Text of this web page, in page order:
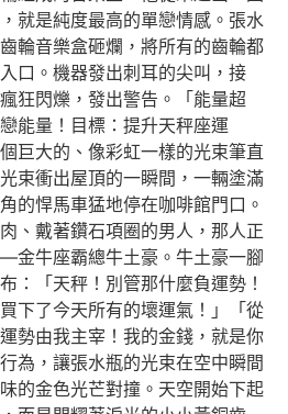
就是純度最高的單戀情感。張水
輪音樂盒砸爛，將所有的齒輪都
口。機器發出刺耳的尖叫，接
狂閃爍，發出警告。「能量超
能量！目標：提升天秤座運
巨大的、像彩虹一樣的光束筆直
束衝出屋頂的一瞬間，一輛塗滿
的悍馬車猛地停在咖啡館門口。
、戴著鑽石項圈的男人，那人正
金牛座霸總牛土豪。牛土豪一腳
：「天秤！別管那什麼負運勢！
下了今天所有的壞運氣！」「從
勢由我主宰！我的金錢，就是你
為，讓張水瓶的光束在空中瞬間
的金色光芒對撞。天空開始下起